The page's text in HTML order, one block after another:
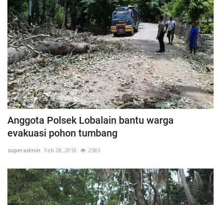
Anggota Polsek Lobalain bantu warga
evakuasi pohon tumbang
superadmin Feb 28, 2018 2585